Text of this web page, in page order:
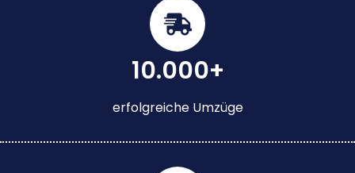
10.000+
erfolgreiche Umzüge